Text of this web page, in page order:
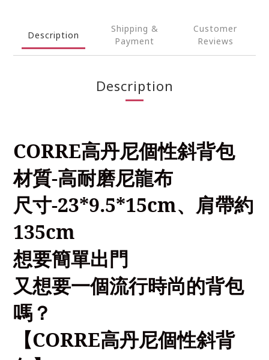
Description
Shipping &
Payment
Customer
Reviews
Description
CORRE高丹尼個性斜背包
材質-高耐磨尼龍布
尺寸-23*9.5*15cm、肩帶約
135cm
想要簡單出門
又想要一個流行時尚的背包
嗎？
【CORRE高丹尼個性斜背